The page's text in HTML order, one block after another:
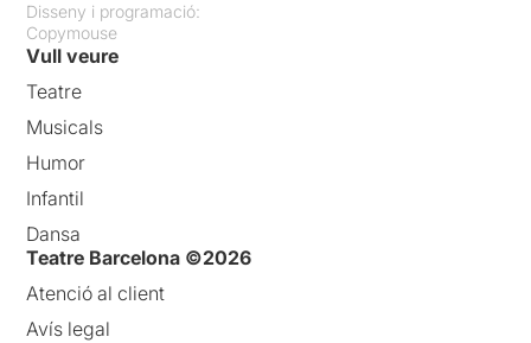
Disseny i programació:
Copymouse
Vull veure
Teatre
Musicals
Humor
Infantil
Dansa
Teatre Barcelona ©2026
Atenció al client
Avís legal